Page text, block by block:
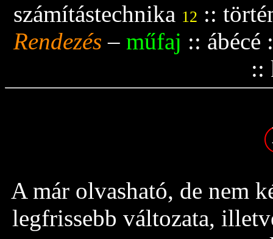
számítástechnika 12 ::
Rendezés – műfaj :: ábécé
::
A már olvasható, de nem
legfrissebb változata,